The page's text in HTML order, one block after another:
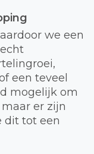
we een
een teveel
mogelijk om
er zijn
dit tot een